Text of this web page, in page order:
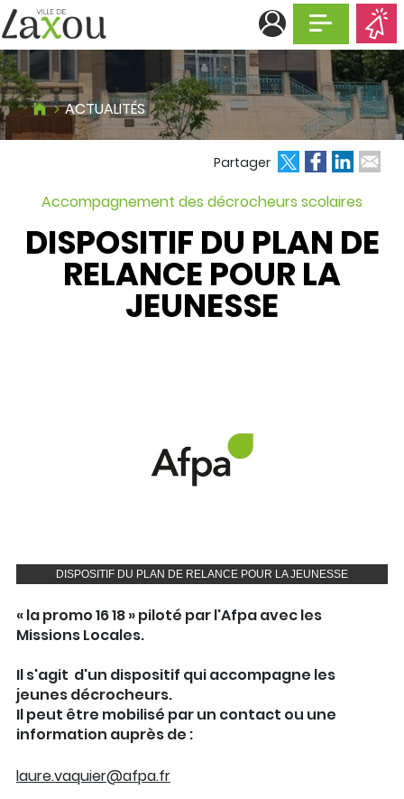
Afficher la
ACTUALITÉS
Partager
Accompagnement des décrocheurs scolaires
DISPOSITIF DU PLAN DE
RELANCE POUR LA
JEUNESSE
DISPOSITIF DU PLAN DE RELANCE POUR LA JEUNESSE
« la promo 16 18 » piloté par l'Afpa avec les
Missions Locales.
Il s'agit d'un dispositif qui accompagne les
jeunes décrocheurs.
Il peut être mobilisé par un contact ou une
information auprès de :
laure.vaquier@afpa.fr